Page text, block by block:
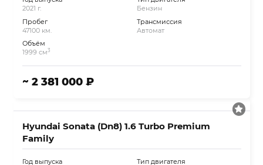
2021 г.
Пробег
47100 км.
Объём
1999 см3
Бензин
Трансмиссия
Автомат
~ 2 381 000 ₽
Hyundai Sonata (Dn8) 1.6 Turbo Premium
Family
Год выпуска
Тип двигателя